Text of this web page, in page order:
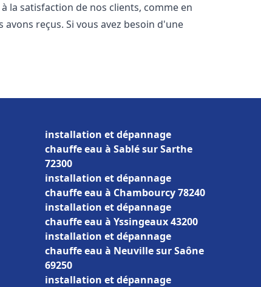
la satisfaction de nos clients, comme en
reçus. Si vous avez besoin d'une
installation et dépannage
chauffe eau à Sablé sur Sarthe
72300
installation et dépannage
chauffe eau à Chambourcy 78240
installation et dépannage
chauffe eau à Yssingeaux 43200
installation et dépannage
chauffe eau à Neuville sur Saône
69250
installation et dépannage